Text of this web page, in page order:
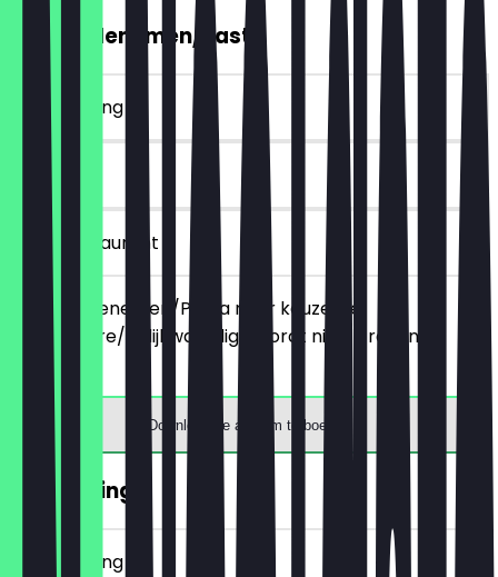
2voor1 Menemen/Pasta
~€ 10 korting
90 dagen
in het restaurant
Bestel 2 Menemen/Pasta naar keuze, de
goedkopere/gelijkwaardige wordt niet in rekening
gebracht.
Download de app om te boeken
€10 Korting
~€ 10 korting